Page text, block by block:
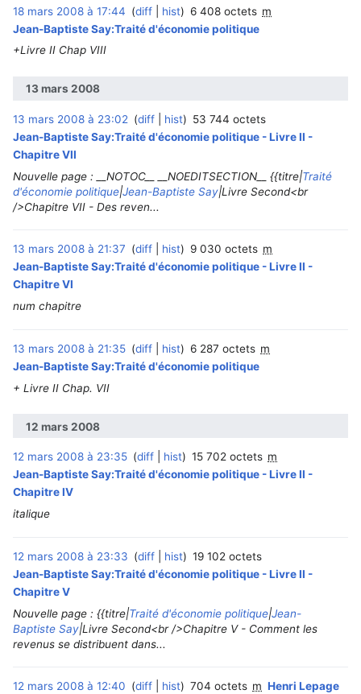
18 mars 2008 à 17:44 diff hist 6 408 octets m
Jean-Baptiste Say:Traité d'économie politique
+Livre II Chap VIII
13 mars 2008
13 mars 2008 à 23:02 diff hist
53 744 octets
Jean-Baptiste Say:Traité d'économie politique - Livre II -
Chapitre VII
Nouvelle page : __NOTOC__ __NOEDITSECTION__ {{titre|Traité
d'économie politique|Jean-Baptiste Say|Livre Second<br
/>Chapitre VII - Des reven...
13 mars 2008 à 21:37 diff hist 9 030 octets m
Jean-Baptiste Say:Traité d'économie politique - Livre II -
Chapitre VI
num chapitre
13 mars 2008 à 21:35 diff hist 6 287 octets m
Jean-Baptiste Say:Traité d'économie politique
+ Livre II Chap. VII
12 mars 2008
12 mars 2008 à 23:35 diff hist 15 702 octets m
Jean-Baptiste Say:Traité d'économie politique - Livre II -
Chapitre IV
italique
12 mars 2008 à 23:33 diff hist
19 102 octets
Jean-Baptiste Say:Traité d'économie politique - Livre II -
Chapitre V
Nouvelle page : {{titre|Traité d'économie politique|Jean-
Baptiste Say|Livre Second<br />Chapitre V - Comment les
revenus se distribuent dans...
12 mars 2008 à 12:40 diff hist 704 octets m Henri Lepage